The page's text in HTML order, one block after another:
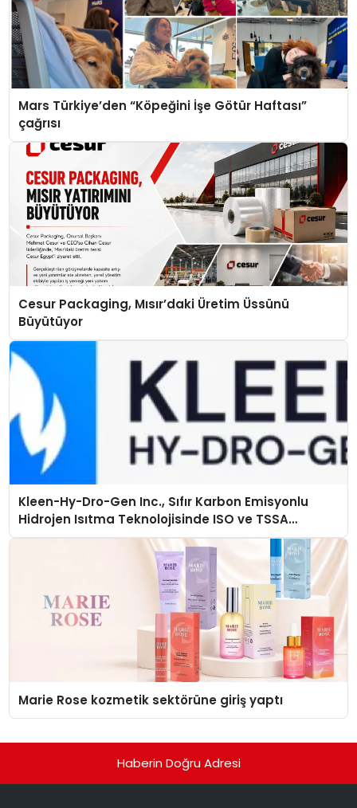
Mars Türkiye’den “Köpeğini İşe Götür Haftası”
çağrısı
Cesur Packaging, Mısır’daki Üretim Üssünü
Büyütüyor
Kleen-Hy-Dro-Gen Inc., Sıfır Karbon Emisyonlu
Hidrojen Isıtma Teknolojisinde ISO ve TSSA
Düzenleyici Onaylarını Aldı
Marie Rose kozmetik sektörüne giriş yaptı
Haberin Doğru Adresi